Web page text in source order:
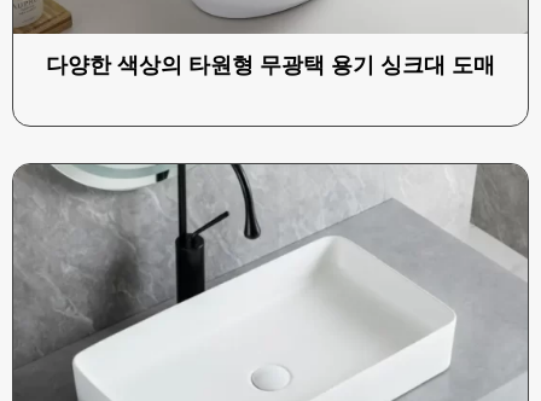
다양한 색상의 타원형 무광택 용기 싱크대 도매